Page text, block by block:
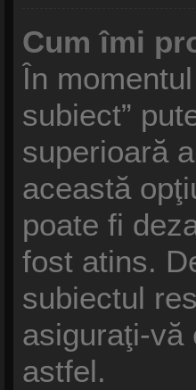
Cum îmi
În
subiect”
superioară
această
poate fi
fost atins.
subiectul
asiguraţi-vă
astfel.